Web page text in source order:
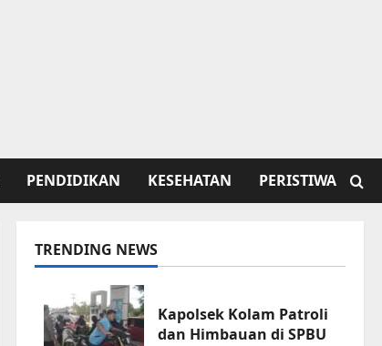
PENDIDIKAN KESEHATAN PERISTIWA
TRENDING NEWS
Kapolsek Kolam Patroli
dan Himbauan di SPBU